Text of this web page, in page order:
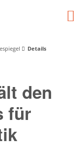
Details
den
für